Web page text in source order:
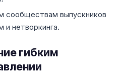
сообществам выпускников
нетворкинга.
гибким